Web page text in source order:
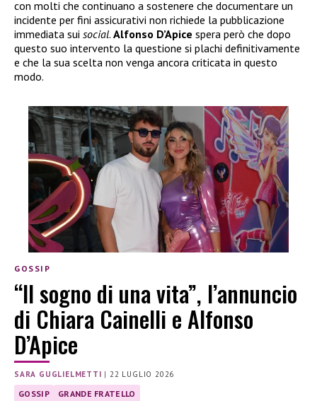
con molti che continuano a sostenere che documentare un
incidente per fini assicurativi non richiede la pubblicazione
immediata sui social. Alfonso D’Apice spera però che dopo
questo suo intervento la questione si plachi definitivamente
e che la sua scelta non venga ancora criticata in questo
modo.
GOSSIP
“Il sogno di una vita”, l’annuncio
di Chiara Cainelli e Alfonso
D’Apice
SARA GUGLIELMETTI |22 LUGLIO 2026
GOSSIP GRANDE FRATELLO